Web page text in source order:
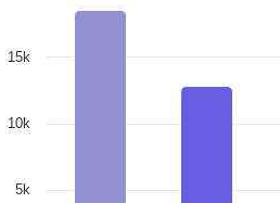
5k
10k
15k